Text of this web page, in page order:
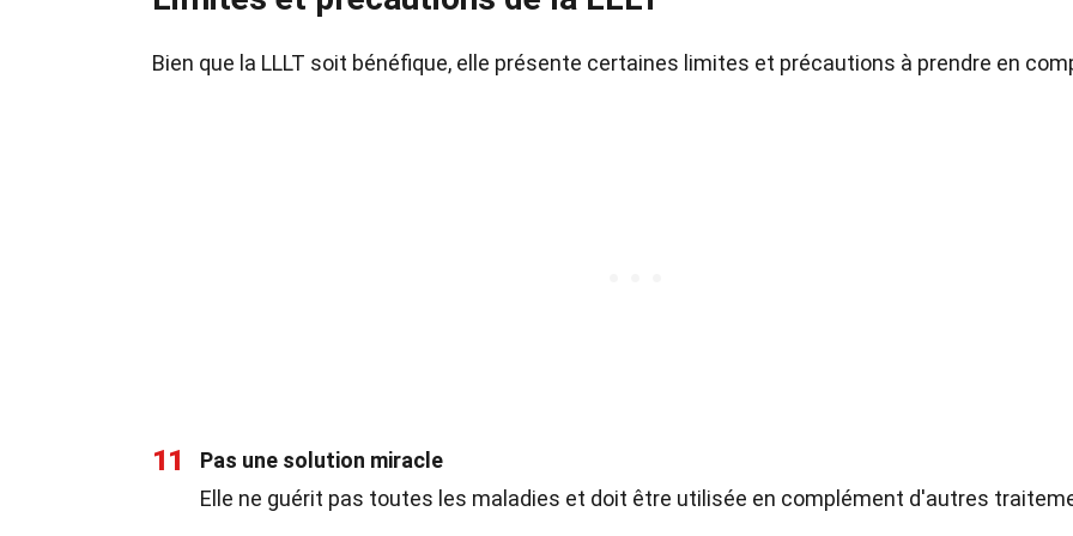
Bien que la LLLT soit bénéfique, elle présente certaines limites et précautions à prendre en
11
Pas une solution miracle
Elle ne guérit pas toutes les maladies et doit être utilisée en complément d'autres